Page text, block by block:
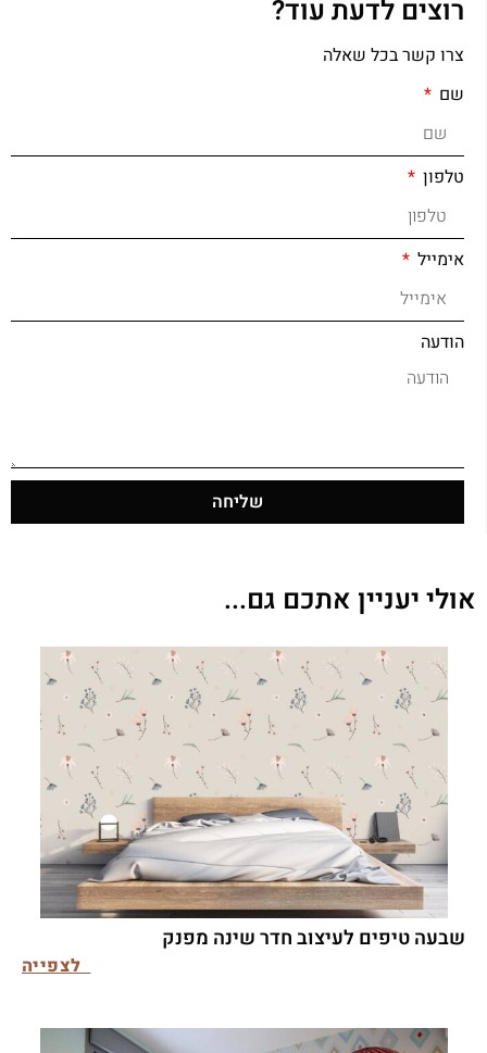
רוצים לדעת עוד?
צרו קשר בכל שאלה
שם
טלפון
אימייל
הודעה
שליחה
אולי יעניין אתכם גם...
שבעה טיפים לעיצוב חדר שינה מפנק
לצפייה